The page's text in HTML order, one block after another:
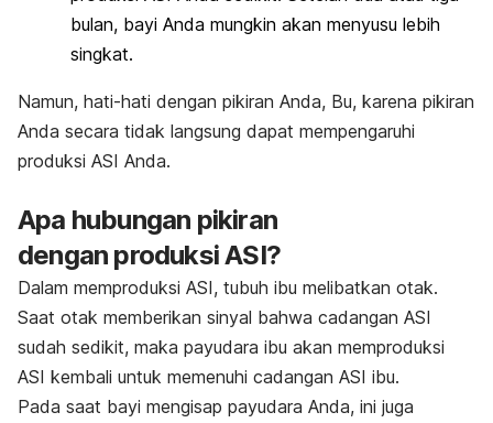
bulan, bayi Anda mungkin akan menyusu lebih
singkat.
Namun, hati-hati dengan pikiran Anda, Bu, karena pikiran
Anda secara tidak langsung dapat mempengaruhi
produksi ASI Anda.
Apa hubungan pikiran
dengan produksi ASI?
Dalam memproduksi ASI, tubuh ibu melibatkan otak.
Saat otak memberikan sinyal bahwa cadangan ASI
sudah sedikit, maka payudara ibu akan memproduksi
ASI kembali untuk memenuhi cadangan ASI ibu.
Pada saat bayi mengisap payudara Anda, ini juga